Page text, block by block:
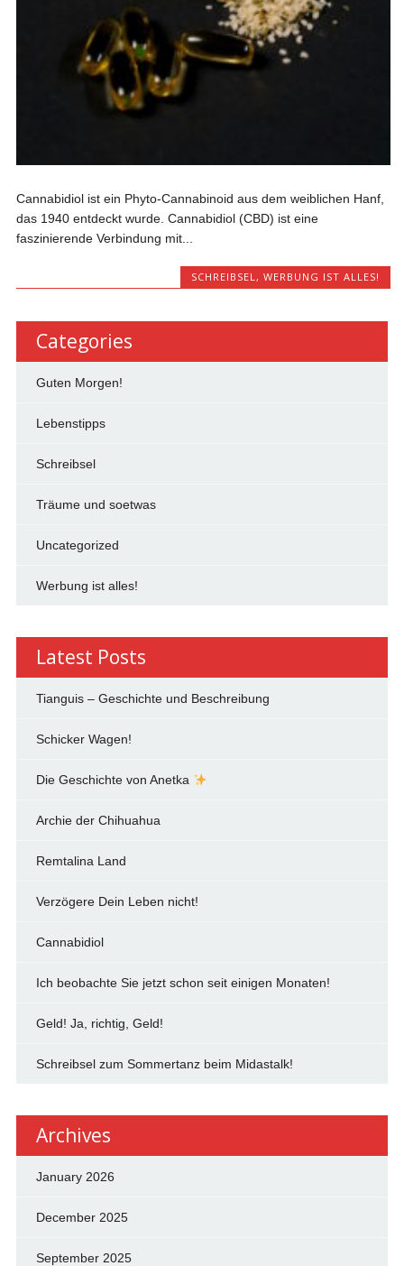
Cannabidiol ist ein Phyto-Cannabinoid aus dem weiblichen Hanf,
das 1940 entdeckt wurde. Cannabidiol (CBD) ist eine
faszinierende Verbindung mit...
SCHREIBSEL, WERBUNG IST ALLES!
Categories
Guten Morgen!
Lebenstipps
Schreibsel
Träume und soetwas
Uncategorized
Werbung ist alles!
Latest Posts
Tianguis – Geschichte und Beschreibung
Schicker Wagen!
Die Geschichte von Anetka
Archie der Chihuahua
Remtalina Land
Verzögere Dein Leben nicht!
Cannabidiol
Ich beobachte Sie jetzt schon seit einigen Monaten!
Geld! Ja, richtig, Geld!
Schreibsel zum Sommertanz beim Midastalk!
Archives
January 2026
December 2025
September 2025